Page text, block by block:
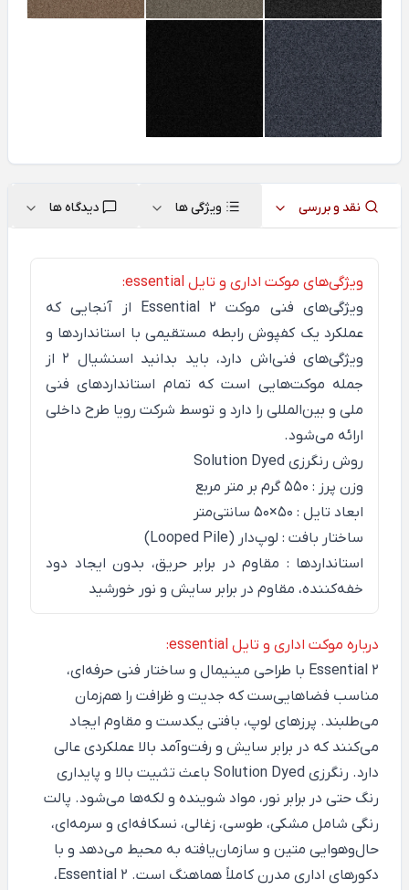
نقد و بررسی ویژگی ها دیدگاه ها
ویژگی‌های موکت اداری و تایل essential:
ویژگی‌های فنی موکت Essential 2 از آنجایی که
عملکرد یک کفپوش رابطه مستقیمی با استانداردها و
ویژگی‌های فنی‌اش دارد، باید بدانید اسنشیال 2 از
جمله موکت‌هایی است که تمام استانداردهای فنی
ملی و بین‌المللی را دارد و توسط شرکت رویا طرح داخلی
ارائه می‌شود.
روش رنگرزی Solution Dyed
وزن پرز : 550 گرم بر متر مربع
ابعاد تایل : 50×50 سانتی‌متر
ساختار بافت : لوپ‌دار (Looped Pile)
استانداردها : مقاوم در برابر حریق، بدون ایجاد دود
خفه‌کننده، مقاوم در برابر سایش و نور خورشید
درباره موکت اداری و تایل essential:
Essential 2 با طراحی مینیمال و ساختار فنی حرفه‌ای،
مناسب فضاهایی‌ست که جدیت و ظرافت را هم‌زمان
می‌طلبند. پرزهای لوپ، بافتی یکدست و مقاوم ایجاد
می‌کنند که در برابر سایش و رفت‌وآمد بالا عملکردی عالی
دارد. رنگرزی Solution Dyed باعث تثبیت بالا و پایداری
رنگ حتی در برابر نور، مواد شوینده و لکه‌ها می‌شود. پالت
رنگی شامل مشکی، طوسی، زغالی، نسکافه‌ای و سرمه‌ای،
حال‌وهوایی متین و سازمان‌یافته به محیط می‌دهد و با
دکورهای اداری مدرن کاملاً هماهنگ است. Essential 2،